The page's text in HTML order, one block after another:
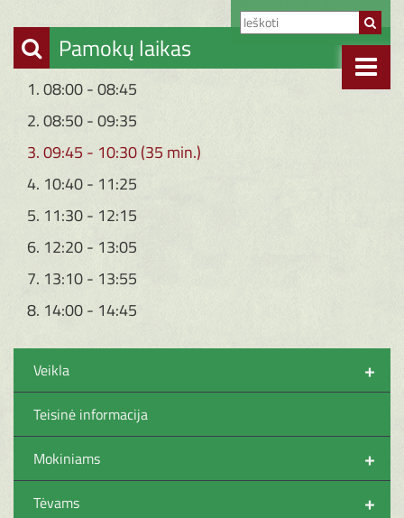
Pamokų laikas
1. 08:00 - 08:45
2. 08:50 - 09:35
3. 09:45 - 10:30 (35 min.)
4. 10:40 - 11:25
5. 11:30 - 12:15
6. 12:20 - 13:05
7. 13:10 - 13:55
8. 14:00 - 14:45
+
Veikla
Teisinė informacija
+
Mokiniams
+
Tėvams